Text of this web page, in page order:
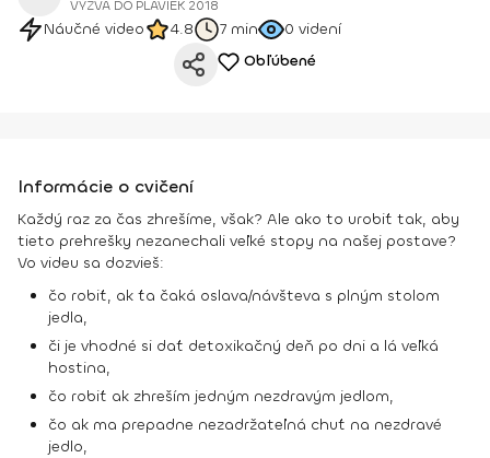
VÝZVA DO PLAVIEK 2018
Náučné video 4.8 7 min 0 videní
Obľúbené
Informácie o cvičení
Každý raz za čas zhrešíme, však? Ale ako to urobiť tak, aby
tieto prehrešky nezanechali veľké stopy na našej postave?
Vo videu sa dozvieš:
čo robiť, ak ťa čaká oslava/návšteva s plným stolom
jedla,
či je vhodné si dať detoxikačný deň po dni a lá veľká
hostina,
čo robiť ak zhreším jedným nezdravým jedlom,
čo ak ma prepadne nezadržateľná chuť na nezdravé
jedlo,